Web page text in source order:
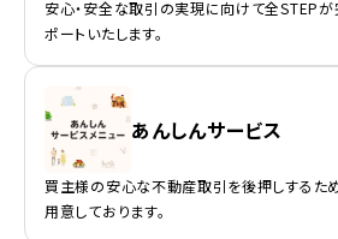
安心・安全な取引の実現に向けて全STEPが
ポートいたします。
あんしんサービス
買主様の安心な不動産取引を後押しするた
用意しております。